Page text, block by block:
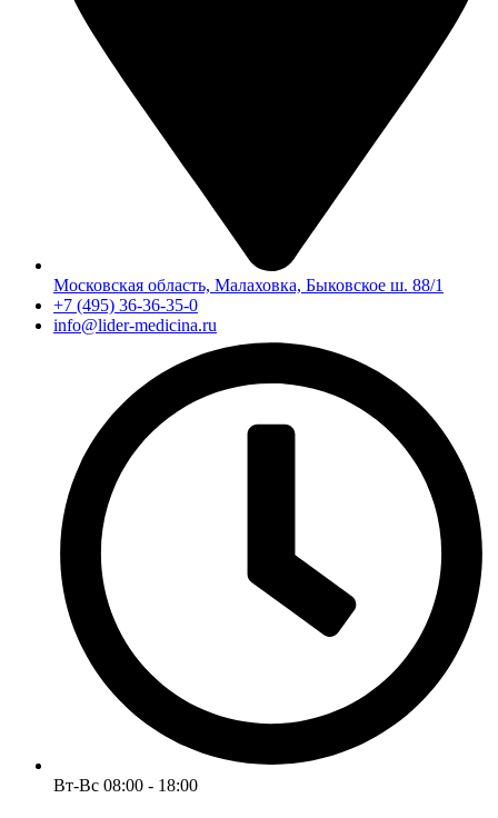
Московская область, Малаховка, Быковское ш. 88/1
+7 (495) 36-36-35-0
info@lider-medicina.ru
Вт-Вс 08:00 - 18:00